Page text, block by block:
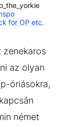
for OP etc.
zenekaros
az olyan
óriásokra,
német